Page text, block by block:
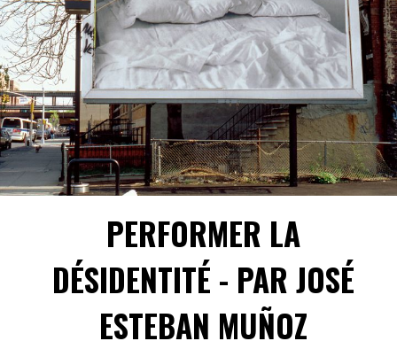
PERFORMER LA
DÉSIDENTITÉ - PAR JOSÉ
ESTEBAN MUÑOZ